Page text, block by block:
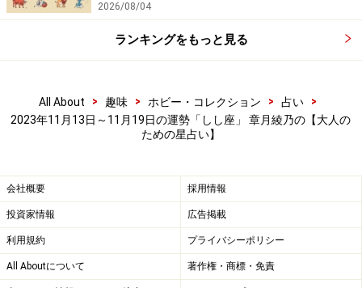
2026/08/04
ランキングをもっと見る
All About > 趣味 > ホビー・コレクション > 占い
>
2023年11月13日～11月19日の運勢「しし座」 章月綾乃の【大人の
ための星占い】
会社概要 採用情報
投資家情報 広告掲載
利用規約 プライバシーポリシー
All Aboutについて 著作権・商標・免責